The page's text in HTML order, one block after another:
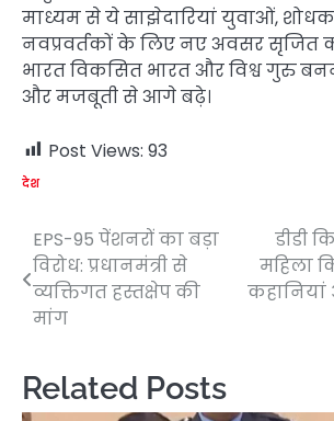
माध्यम से ये साझेदारियां युवाओं,
नवप्रवर्तकों के लिए नए अवसर सृजित
भारत विकसित भारत और विश्व गुरु
और मजबूती से आगे बढ़े।
Post Views: 93
देश
Post
navigation
EPS-95 पेंशनरों का बड़ा
विरोध: प्रधानमंत्री से
व्यक्तिगत हस्तक्षेप की
मांग
डीडी
महिला
Related Posts